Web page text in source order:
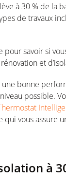
à 30 % de la
de travaux
savoir si
et
une bonne
possible.
vous assure
à